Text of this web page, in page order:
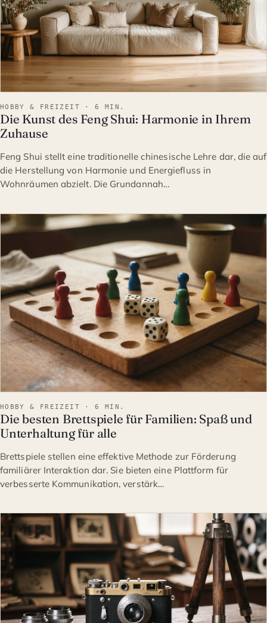
HOBBY & FREIZEIT · 6 MIN.
Die Kunst des Feng Shui: Harmonie in Ihrem
Zuhause
Feng Shui stellt eine traditionelle chinesische Lehre dar, die auf
die Herstellung von Harmonie und Energiefluss in
Wohnräumen abzielt. Die Grundannah…
HOBBY & FREIZEIT
HOBBY & FREIZEIT · 6 MIN.
Die besten Brettspiele für Familien: Spaß und
Unterhaltung für alle
Brettspiele stellen eine effektive Methode zur Förderung
familiärer Interaktion dar. Sie bieten eine Plattform für
verbesserte Kommunikation, verstärk…
HOBBY & FREIZEIT